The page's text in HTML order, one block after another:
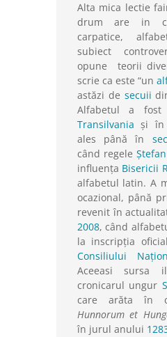
Alta mica lectie
drum are in
carpatice,
subiect
opune
teorii
scrie ca este “un
astăzi de secuii
Alfabetul a fost
Transilvania și în
ales până în
când regele
influența Bisericii
alfabetul latin. A
ocazional, până
revenit în
2008, când
la inscripția
Consiliului
Aceeasi sursa
cronicarul ungur
care arăta în
Hunnorum et
în jurul anului